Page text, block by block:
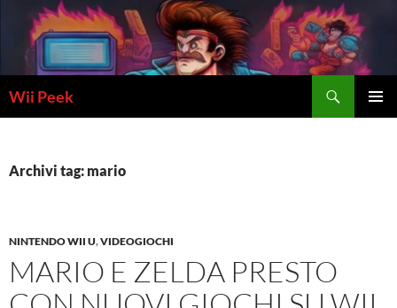
contenuto
Wii Peek
Archivi tag: mario
NINTENDO WII U,VIDEOGIOCHI
MARIO E ZELDA PRESTO